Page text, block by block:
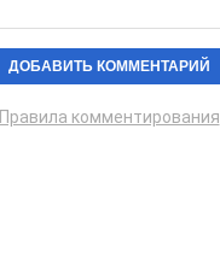
Правила комментирования